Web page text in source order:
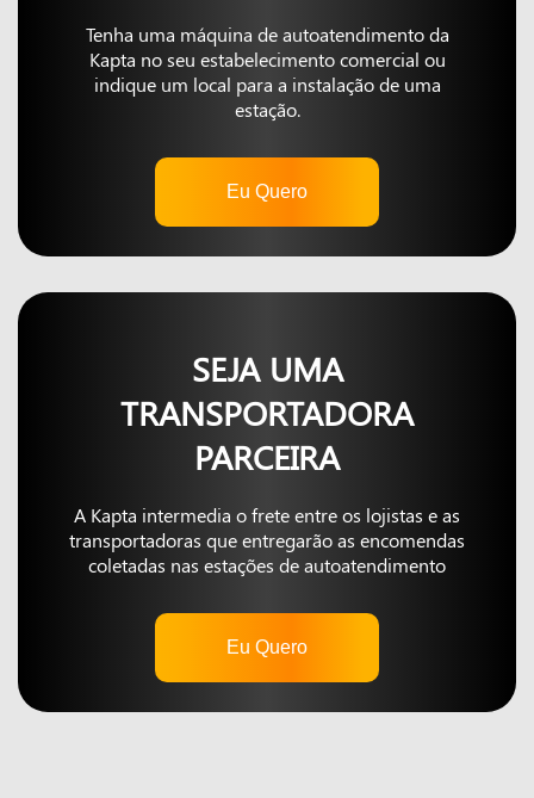
Tenha uma máquina de autoatendimento da
Kapta no seu estabelecimento comercial ou
indique um local para a instalação de uma
estação.
Eu Quero
SEJA UMA
TRANSPORTADORA
PARCEIRA
A Kapta intermedia o frete entre os lojistas e as
transportadoras que entregarão as encomendas
coletadas nas estações de autoatendimento
Eu Quero